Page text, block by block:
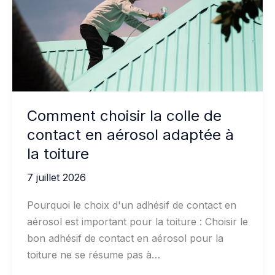
Comment choisir la colle de
contact en aérosol adaptée à
la toiture
7 juillet 2026
Pourquoi le choix d'un adhésif de contact en
aérosol est important pour la toiture : Choisir le
bon adhésif de contact en aérosol pour la
toiture ne se résume pas à…